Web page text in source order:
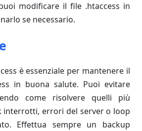
modificare il file .htaccess in
se necessario.
è essenziale per mantenere il
in buona salute. Puoi evitare
come risolvere quelli più
interrotti, errori del server o loop
Effettua sempre un backup